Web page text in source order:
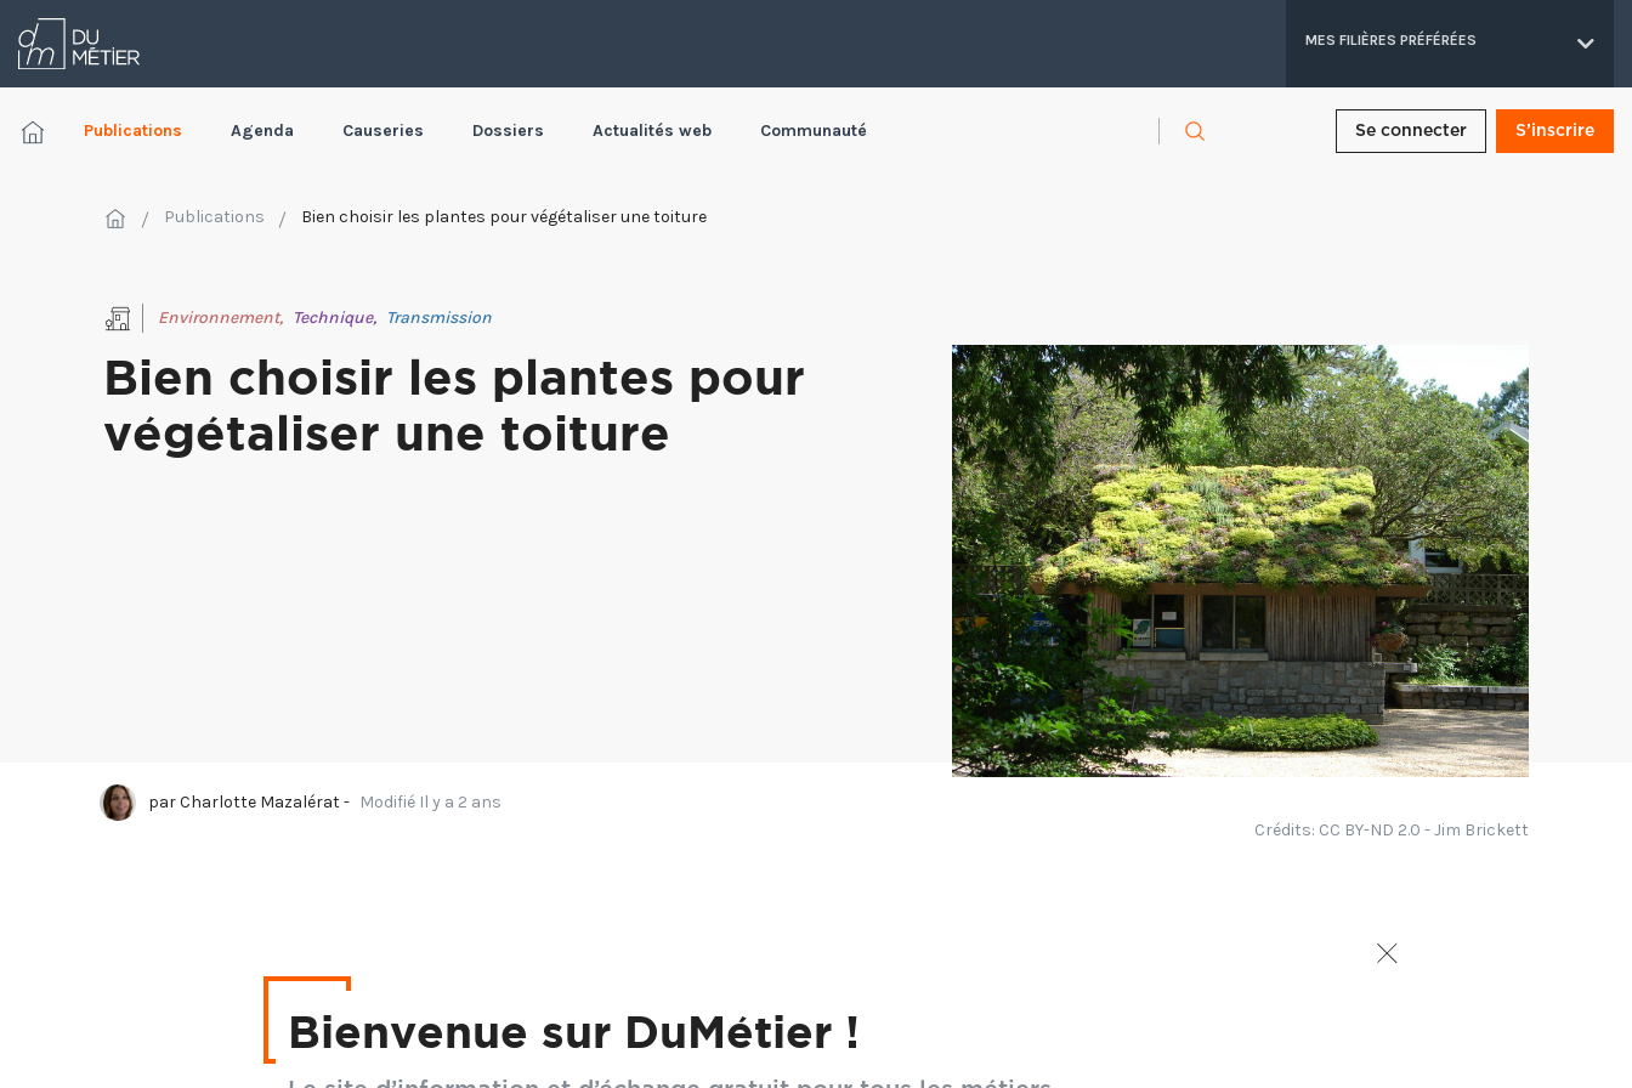
MES FILIÈRES PRÉFÉRÉES
Publications Agenda Causeries Dossiers Actualités web Communauté Se connecter S’inscrire
Publications Bien choisir les plantes pour végétaliser une toiture
Environnement, Technique, Transmission
Bien choisir les plantes pour
végétaliser une toiture
parCharlotte Mazalérat- Modifié Il y a 2 ans
Crédits: CC BY-ND 2.0 - Jim Brickett
végétaliser une toiture. Cependant, comment faut-il gérer l'enracinement des plantes ?
Comment peut-on allier esthétisme, durabilité, un entretien faible ou modéré ? Quelles
Bienvenue sur DuMétier !